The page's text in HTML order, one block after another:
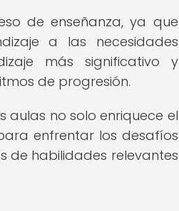
de enseñanza, ya que
a las necesidades
más significativo y
de progresión.
aulas no solo enriquece el
enfrentar los desafíos
de habilidades relevantes